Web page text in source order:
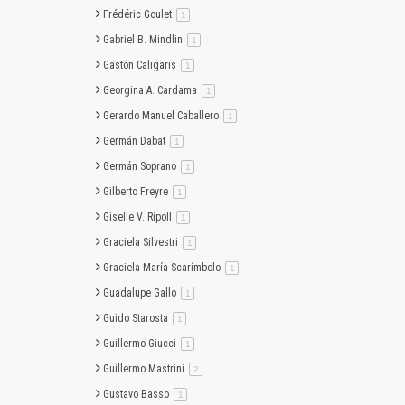
Frédéric Goulet 1
Gabriel B. Mindlin 1
Gastón Caligaris 1
Georgina A. Cardama 1
Gerardo Manuel Caballero 1
Germán Dabat 1
Germán Soprano 1
Gilberto Freyre 1
Giselle V. Ripoll 1
Graciela Silvestri 1
Graciela María Scarímbolo 1
Guadalupe Gallo 1
Guido Starosta 1
Guillermo Giucci 1
Guillermo Mastrini 2artículo
Gustavo Basso 1